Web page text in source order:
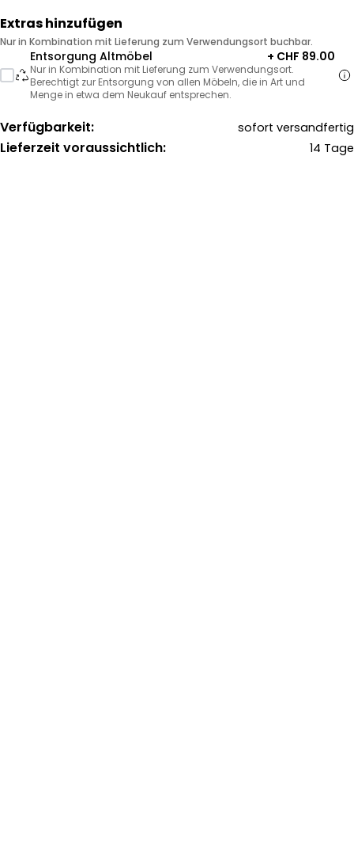
Extras hinzufügen
Nur in Kombination mit Lieferung zum Verwendungsort buchbar.
Entsorgung Altmöbel + CHF 89.00
Nur in Kombination mit Lieferung zum Verwendungsort.
Berechtigt zur Entsorgung von allen Möbeln, die in Art und
Menge in etwa dem Neukauf entsprechen.
Verfügbarkeit: sofort versandfertig
Lieferzeit voraussichtlich: 14 Tage